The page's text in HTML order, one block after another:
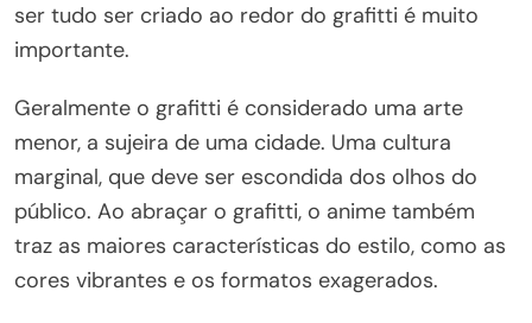
ser tudo ser criado ao redor do grafitti é muito
importante.
Geralmente o grafitti é considerado uma arte
menor, a sujeira de uma cidade. Uma cultura
marginal, que deve ser escondida dos olhos do
público. Ao abraçar o grafitti, o anime também
traz as maiores características do estilo, como as
cores vibrantes e os formatos exagerados.